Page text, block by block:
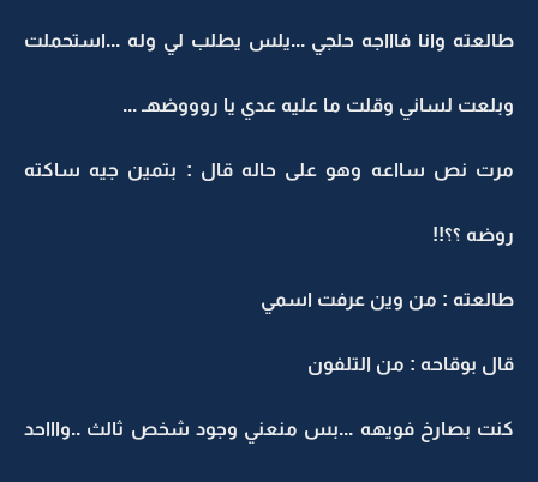
طالعته وانا فاااجه حلجي ...يلس يطلب لي وله ...استحملت
وبلعت لساني وقلت ما عليه عدي يا روووضهـ ...
مرت نص سااعه وهو على حاله قال : بتمين جيه ساكته
روضه ؟؟!!
طالعته : من وين عرفت اسمي
قال بوقاحه : من التلفون
كنت بصارخ فويهه ...بس منعني وجود شخص ثالث ..واااحد